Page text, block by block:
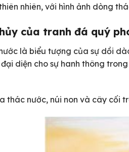
nhiên, với hình ảnh dòng
của tranh đá quý
là biểu tượng của sự dồi
diện cho sự hanh thông
thác nước, núi non và cây cối